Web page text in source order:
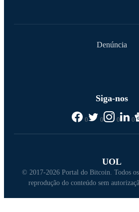
Denúncia
Siga-nos
0 0 0 0
UOL
© 2017-2026 Portal do Bitcoin. Todos
reprodução do conteúdo sem